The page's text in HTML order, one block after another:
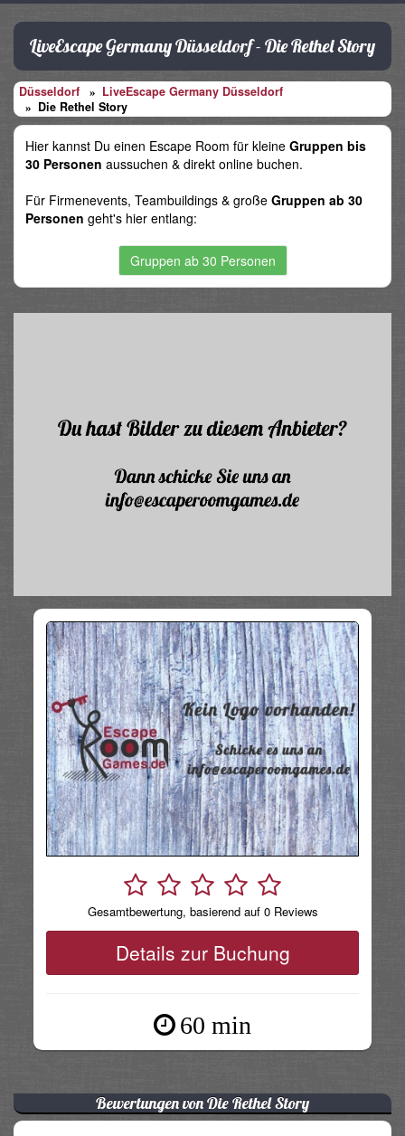
LiveEscape Germany Düsseldorf - Die Rethel Story
Düsseldorf
LiveEscape Germany Düsseldorf
Die Rethel Story
Hier kannst Du einen Escape Room für kleine Gruppen bis
30 Personen aussuchen & direkt online buchen.
Für Firmenevents, Teambuildings & große Gruppen ab 30
Personen geht's hier entlang:
Gruppen ab 30 Personen
Gesamtbewertung, basierend auf 0 Reviews
Details zur Buchung
60 min
Bewertungen von Die Rethel Story